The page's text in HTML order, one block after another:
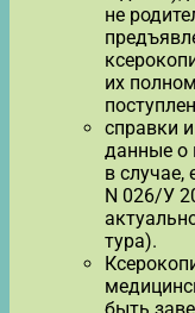
не
их
справки
данные о
в
N 026/У
тура).